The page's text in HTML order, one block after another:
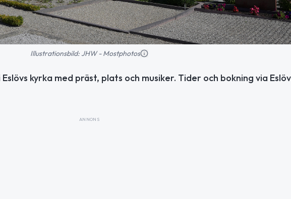
Illustrationsbild: JHW - Mostphotos
kyrka med präst, plats och musiker. Tider och bokning via
ANNONS